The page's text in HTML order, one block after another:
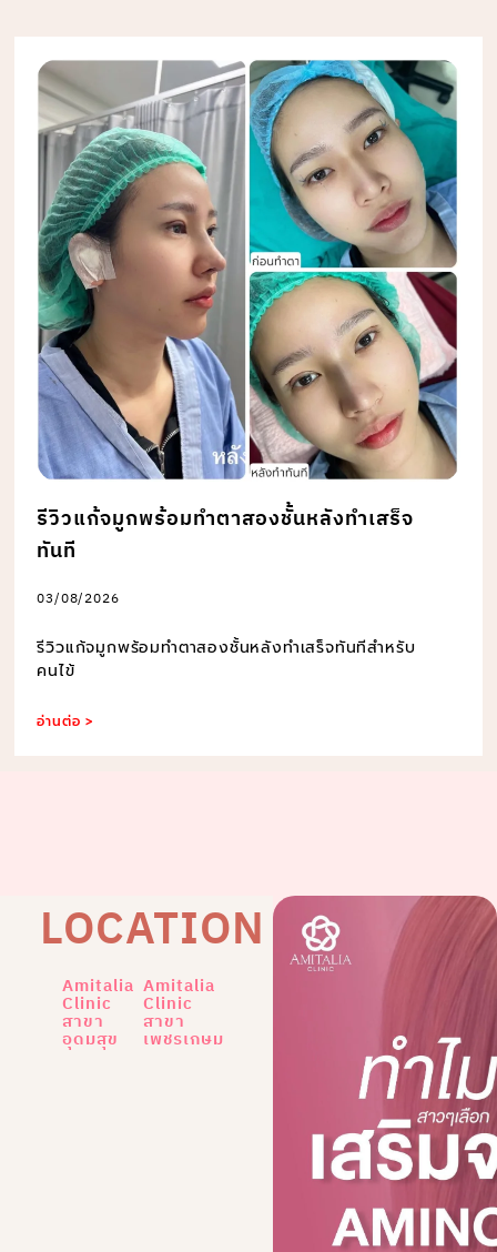
รีวิวแก้จมูกพร้อมทำตาสองชั้นหลังทำเสร็จ
ทันที
03/08/2026
รีวิวแก้จมูกพร้อมทำตาสองชั้นหลังทำเสร็จทันทีสำหรับ
คนไข้
อ่านต่อ >
LOCATION
Amitalia
Clinic
สาขา
อุดมสุข
Amitalia
Clinic
สาขา
เพชรเกษม